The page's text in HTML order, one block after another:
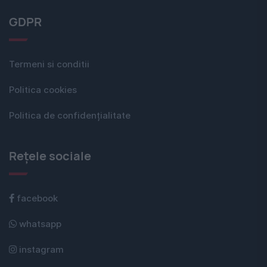
GDPR
Termeni si conditii
Politica cookies
Politica de confidențialitate
Rețele sociale
facebook
whatsapp
instagram